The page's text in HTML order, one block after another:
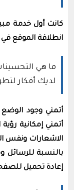
انطلاقة الموقع في
ما هي
لديك أفكار
أتمني وجود الوضع
أتمني إمكانية
الاشعارات ونفس
بالنسبة للرسائل
إعادة تحميل